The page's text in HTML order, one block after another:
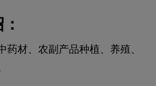
药材、农副产品种植、养殖、